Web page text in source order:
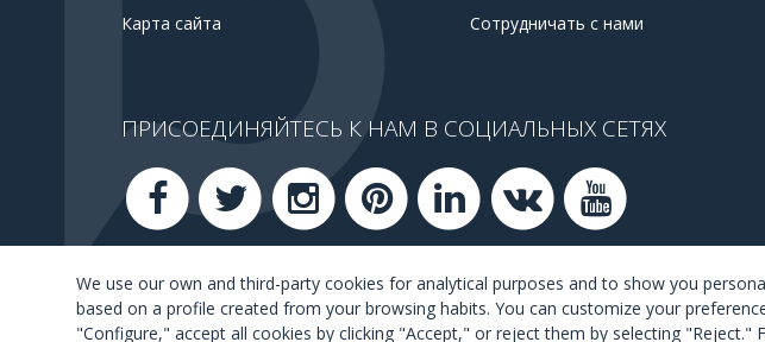
Карта сайта
Сотрудничать с нами
ПРИСОЕДИНЯЙТЕСЬ К НАМ В СОЦИАЛЬНЫХ СЕТЯХ
We use our own and third-party cookies for analytical purposes and to show you
based on a profile created from your browsing habits. You can customize your
"Configure," accept all cookies by clicking "Accept," or reject them by selecting "Reject."